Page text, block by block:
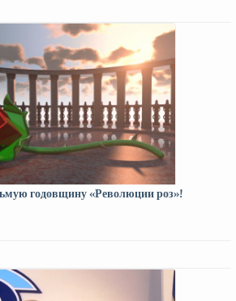
годовщину «Революции роз»!